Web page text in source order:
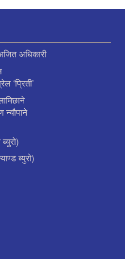
अधिकारी
‘प्रिती’
ब्युरो)